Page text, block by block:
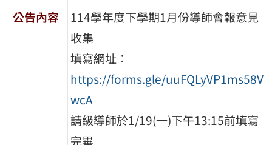
公告內容
114學年度下學期1月份導師會報意見
收集
填寫網址：
https://forms.gle/uuFQLyVP1ms58V
wcA
請級導師於1/19(一)下午13:15前填寫
完畢